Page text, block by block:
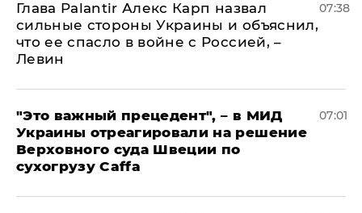
Глава Palantir Алекс Карп назвал
сильные стороны Украины и объяснил,
что ее спасло в войне с Россией, –
Левин
07:38
"Это важный прецедент", – в МИД
Украины отреагировали на решение
Верховного суда Швеции по
сухогрузу Caffa
07:01